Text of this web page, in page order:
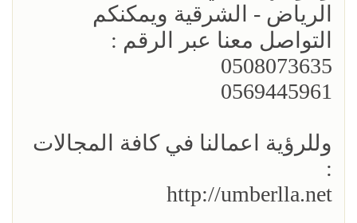
الرياض - الشرقية ويمكنكم
التواصل معنا عبر الرقم :
0508073635
0569445961
وللرؤية اعمالنا في كافة المجالات
:
http://umberlla.net